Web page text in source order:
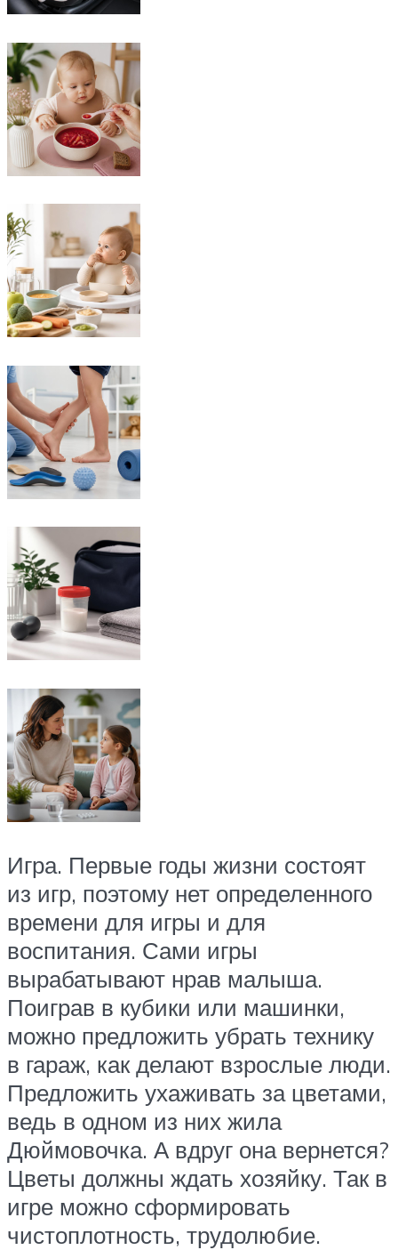
Игра. Первые годы жизни состоят
из игр, поэтому нет определенного
времени для игры и для
воспитания. Сами игры
вырабатывают нрав малыша.
Поиграв в кубики или машинки,
можно предложить убрать технику
в гараж, как делают взрослые люди.
Предложить ухаживать за цветами,
ведь в одном из них жила
Дюймовочка. А вдруг она вернется?
Цветы должны ждать хозяйку. Так в
игре можно сформировать
чистоплотность, трудолюбие.